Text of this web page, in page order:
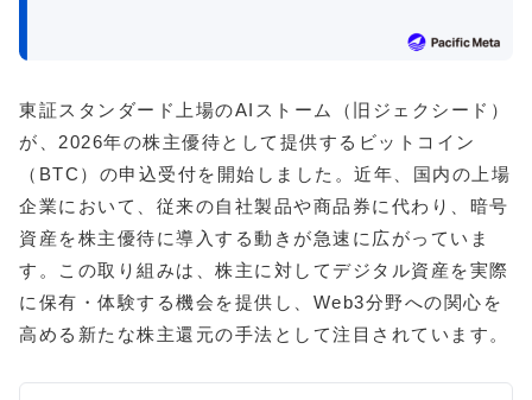
東証スタンダード上場のAIストーム（旧ジェクシード）
が、2026年の株主優待として提供するビットコイン
（BTC）の申込受付を開始しました。近年、国内の上場
企業において、従来の自社製品や商品券に代わり、暗号
資産を株主優待に導入する動きが急速に広がっていま
す。この取り組みは、株主に対してデジタル資産を実際
に保有・体験する機会を提供し、Web3分野への関心を
高める新たな株主還元の手法として注目されています。